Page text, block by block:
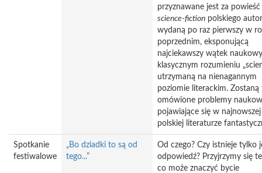
przyznawane jest za powieść
science-fiction polskiego
wydaną po raz pierwszy w
poprzednim, eksponującą
najciekawszy wątek
klasycznym rozumieniu
utrzymaną na nienagannym
poziomie literackim. Zostaną
omówione problemy
pojawiające się w najnowszej
polskiej literaturze
Spotkanie
festiwalowe
„Bo dziadki to są od
tego...”
Od czego? Czy istnieje tylko
odpowiedź? Przyjrzymy się
co może znaczyć bycie